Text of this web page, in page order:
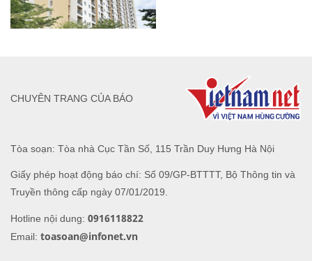
Tòa soạn: Tòa nhà Cục Tần Số, 115 Trần Duy Hưng Hà Nội
Giấy phép hoạt động báo chí: Số 09/GP-BTTTT, Bộ Thông tin và
Truyền thông cấp ngày 07/01/2019.
Hotline nội dung: 0916118822
Email: toasoan@infonet.vn
CHUYÊN TRANG CỦA BÁO